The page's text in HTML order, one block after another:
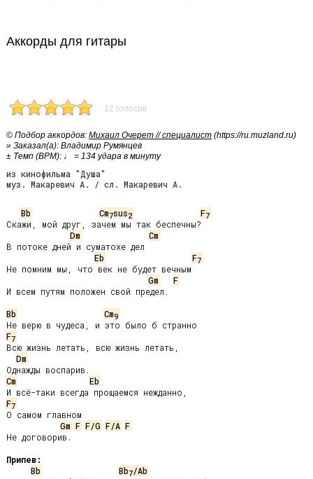
Аккорды для гитары
12 голосов
© Подбор аккордов: Михаил Очерет // специалист (https://ru.muzland.ru)
» Заказал(а): Владимир Румянцев
± Темп (BPM): ♩ = 134 удара в минуту
из кинофильма "Душа"
муз. Макаревич А. / сл. Макаревич А.
Bb Cm7sus2 F7
Скажи, мой друг, зачем мы так беспечны?
Dm
Cm
В потоке дней и суматохе дел
Eb
F7
Не помним мы, что век не будет вечным
Gm
F
И всем путям положен свой предел.
Bb
Cm9
F7
Всю жизнь летать, всю жизнь летать,
Dm
Cm
Eb
F7
О самом главном
Gm F F/G F/A F
Не договорив.
Припев:
Bb
Bb7/Ab